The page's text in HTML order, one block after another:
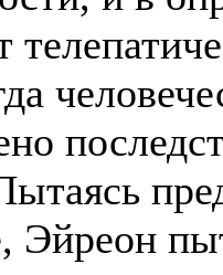
Эйреон